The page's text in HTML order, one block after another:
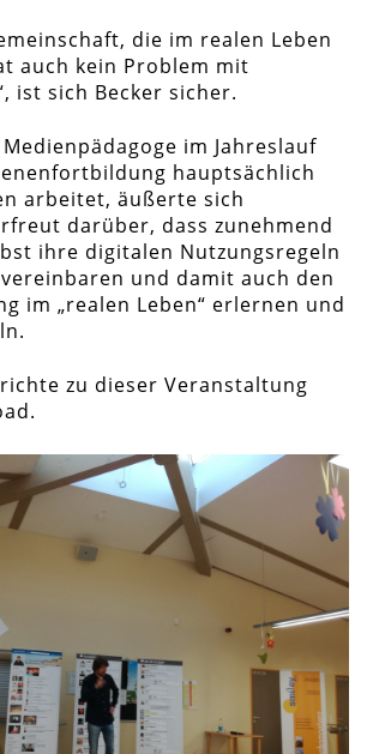
die im realen Leben
auch kein Problem mit
ist sich Becker sicher.
im Jahreslauf
hauptsächlich
arbeitet, äußerte sich
darüber, dass zunehmend
ihre digitalen Nutzungsregeln
und damit auch den
im „realen Leben“ erlernen und
zu dieser Veranstaltung